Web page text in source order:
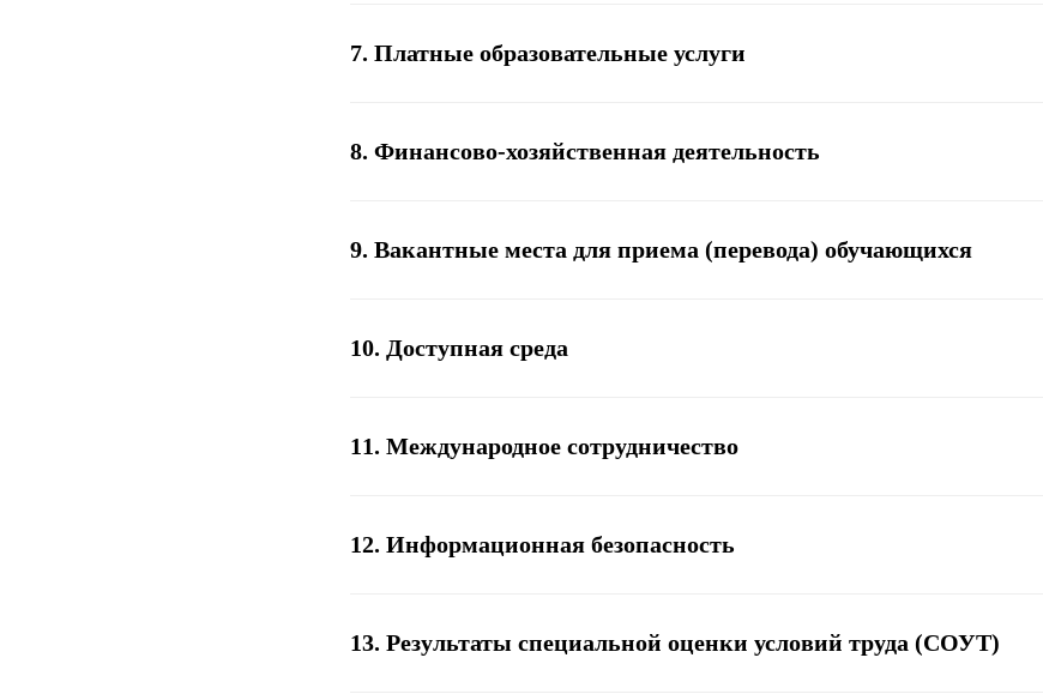
7. Платные образовательные услуги
8. Финансово-хозяйственная деятельность
9. Вакантные места для приема (перевода) обучающихся
10. Доступная среда
11. Международное сотрудничество
12. Информационная безопасность
13. Результаты специальной оценки условий труда (СОУТ)